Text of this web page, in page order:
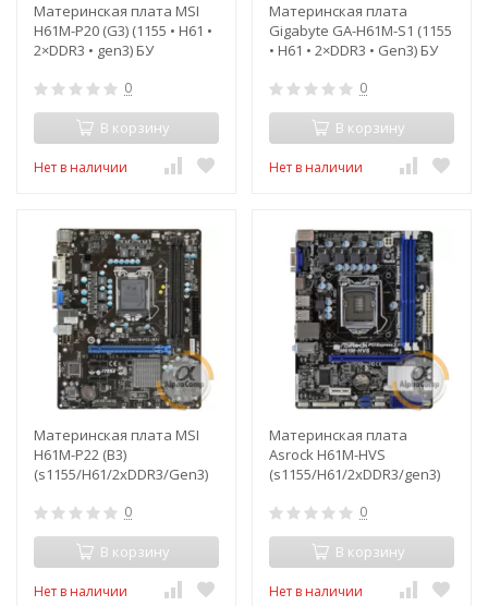
Материнская плата MSI
H61M-P20 (G3) (1155 • H61 •
2×DDR3 • gen3) БУ
0
В корзину
Нет в наличии
Материнская плата
Gigabyte GA-H61M-S1 (1155
• H61 • 2×DDR3 • Gen3) БУ
0
В корзину
Нет в наличии
Материнская плата MSI
H61M-P22 (B3)
(s1155/H61/2xDDR3/Gen3)
0
В корзину
Нет в наличии
Материнская плата
Asrock H61M-HVS
(s1155/H61/2xDDR3/gen3)
0
В корзину
Нет в наличии